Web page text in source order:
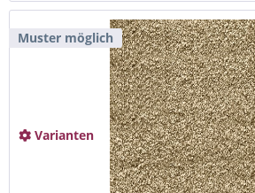
Muster möglich
Varianten